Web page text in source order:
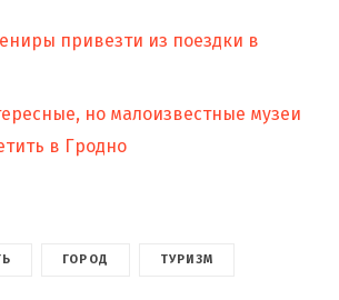
привезти из поездки в
но малоизвестные музеи
в Гродно
ГОРОД ТУРИЗМ